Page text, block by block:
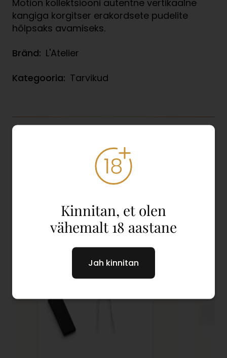
Motion kollektsiooni autentne vertikaalne
kangiga korgitser erakordsete pudelite
hõlpsaks avamiseks.
Bränd: L'Atelier
Kategooria: Tarvikud
Seotud tooted
Vaata kõiki
Kinnitan, et olen
vähemalt 18 aastane
Jah kinnitan